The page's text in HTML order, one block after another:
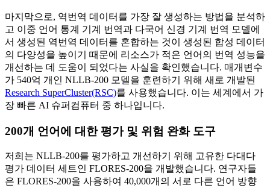
마지막으로, 역번역 데이터를 가장 잘 생성하는 방법을 분석하
고 이중 언어 통계 기계 번역과 다국어 신경 기계 번역 모델에
서 생성된 역번역 데이터를 혼합하는 것이 생성된 합성 데이터
의 다양성을 높이기 때문에 리소스가 적은 언어의 번역 성능을
개선하는 데 도움이 되었다는 사실을 확인했습니다. 매개변수
가 540억 개인 NLLB-200 모델을 훈련하기 위해 새로 개발된
Research SuperCluster(RSC)를 사용했습니다. 이는 세계에서 가
장 빠른 AI 슈퍼컴퓨터 중 하나입니다.
200개 언어에 대한 평가 및 위험 완화 도구
저희는 NLLB-200를 평가하고 개선하기 위해 고유한 다대다
평가 데이터 세트인 FLORES-200을 개발했습니다. 연구자들
은 FLORES-200을 사용하여 40,000개의 서로 다른 언어 방향